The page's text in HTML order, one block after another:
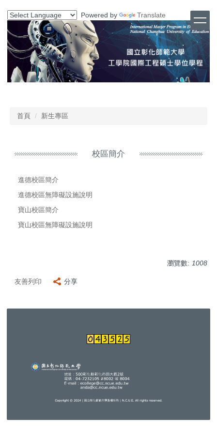
到
要
內
Powered by Translate
首頁 新生專區
校區簡介
進德校區簡介
進德校區無障礙設施說明
寶山校區簡介
寶山校區無障礙設施說明
瀏覽數: 1008
友善列印 分享